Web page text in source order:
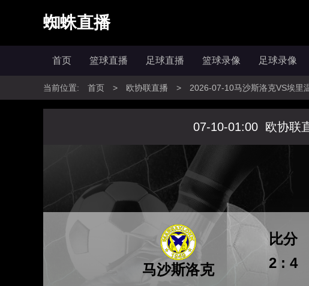
蜘蛛直播
首页 篮球直播 足球直播 篮球录像 足球录像
当前位置: 首页 > 欧协联直播 > 2026-07-10马沙斯洛克VS埃里
07-10-01:00 欧协联
马沙斯洛克 2 : 4
比分